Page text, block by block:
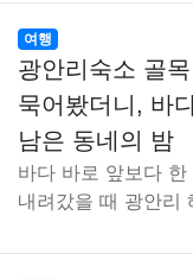
여행
광안리숙소 골
묵어봤더니, 바
남은 동네의 밤
바다 바로 앞보다
내려갔을 때 광안리